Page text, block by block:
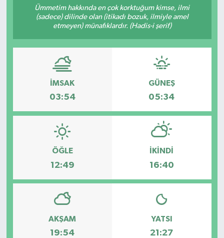
Ümmetim hakkında en çok korktuğum kimse, ilmi
(sadece) dilinde olan (itikadı bozuk, ilmiyle amel
etmeyen) münafıklardır. (Hadis-i şerif)
İMSAK
03:54
GÜNEŞ
05:34
ÖĞLE
12:49
İKINDI
16:40
AKŞAM
19:54
YATSI
21:27